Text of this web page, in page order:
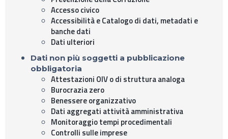
Accesso civico
Accessibilità e Catalogo di dati, metadati e
banche dati
Dati ulteriori
Dati non più soggetti a pubblicazione
obbligatoria
Attestazioni OIV o di struttura analoga
Burocrazia zero
Benessere organizzativo
Dati aggregati attività amministrativa
Monitoraggio tempi procedimentali
Controlli sulle imprese